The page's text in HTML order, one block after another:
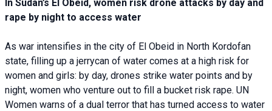
In Sudan’s El Obeid, women risk drone attacks by day and
rape by night to access water
As war intensifies in the city of El Obeid in North Kordofan
state, filling up a jerrycan of water comes at a high risk for
women and girls: by day, drones strike water points and by
night, women who venture out to fill a bucket risk rape. UN
Women warns of a dual terror that has turned access to water